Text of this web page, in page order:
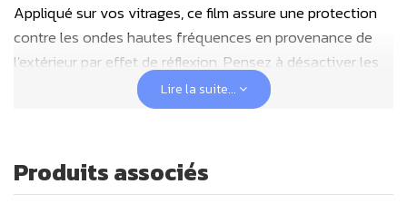
Appliqué sur vos vitrages, ce film assure une protection
contre les ondes hautes fréquences en provenance de
l'extérieur par effet de réflexion. Pensez à désactiver les
émetteurs sans-fil à l'intérieur de votre domicile pour les
solutions filaireset à appliquer les
Principalement utilisés sur des vitrages donnant sur
Lire la suite...
Produits associés